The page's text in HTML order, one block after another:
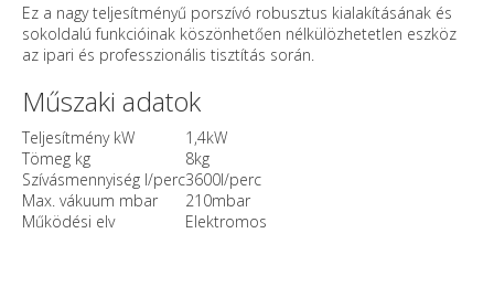
Ez a nagy teljesítményű porszívó robusztus kialakításának és
sokoldalú funkcióinak köszönhetően nélkülözhetetlen eszköz
az ipari és professzionális tisztítás során.
Műszaki adatok
Teljesítmény kW
1,4kW
Tömeg kg
8kg
Szívásmennyiség l/perc3600l/perc
Max. vákuum mbar
210mbar
Működési elv
Elektromos